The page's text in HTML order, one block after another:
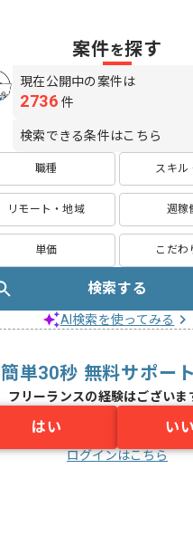
案件を探す
現在公開中の案件は
2736 件
検索できる条件はこちら
職種 スキル
リモート・地域 週稼
単価 こだわ
検索する
AI検索を使ってみる
簡単30秒 無料サポー
フリーランスの経験はございま
はい い
ログインはこちら